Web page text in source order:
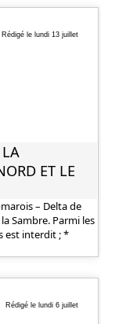
Rédigé le lundi 13 juillet
LA
ET LE
– Delta de
la Sambre. Parmi les
est interdit ; *
Rédigé le lundi 6 juillet